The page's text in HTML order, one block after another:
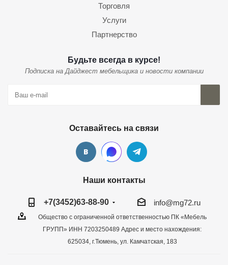
Торговля
Услуги
Партнерство
Будьте всегда в курсе!
Подписка на Дайджест мебельщика и новости компании
Оставайтесь на связи
Наши контакты
+7(3452)63-88-90 info@mg72.ru
Общество с ограниченной ответственностью ПК «Мебель
ГРУПП» ИНН 7203250489 Адрес и место нахождения:
625034, г.Тюмень, ул. Камчатская, 183